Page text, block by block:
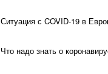
Ситуация с COVID-19 в
Что надо знать о